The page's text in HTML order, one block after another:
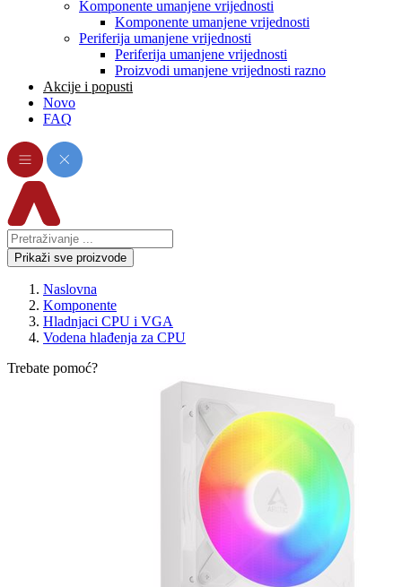
Komponente umanjene vrijednosti
Komponente umanjene vrijednosti
Periferija umanjene vrijednosti
Periferija umanjene vrijednosti
Proizvodi umanjene vrijednosti razno
Akcije i popusti
Novo
FAQ
Prikaži sve proizvode
Naslovna
Komponente
Hladnjaci CPU i VGA
Vodena hlađenja za CPU
Trebate pomoć?